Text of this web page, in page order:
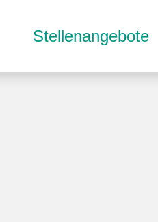
Stellenangebote